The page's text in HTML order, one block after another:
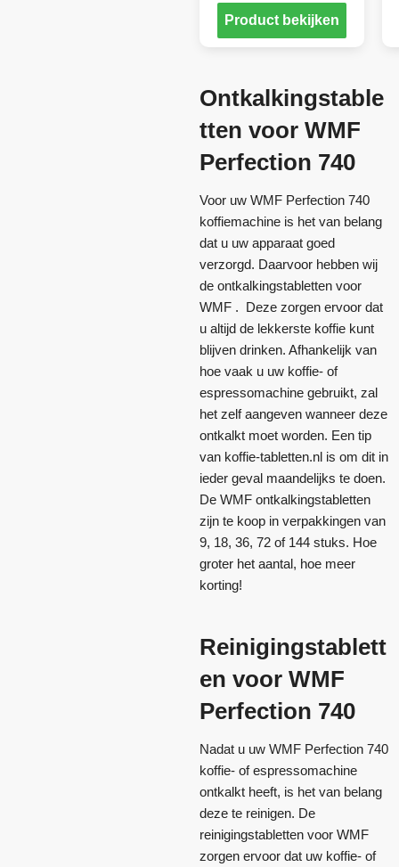
Product bekijken
Ontkalkingstable
tten voor WMF
Perfection 740
Voor uw WMF Perfection 740
koffiemachine is het van belang
dat u uw apparaat goed
verzorgd. Daarvoor hebben wij
de ontkalkingstabletten voor
WMF . Deze zorgen ervoor dat
u altijd de lekkerste koffie kunt
blijven drinken. Afhankelijk van
hoe vaak u uw koffie- of
espressomachine gebruikt, zal
het zelf aangeven wanneer deze
ontkalkt moet worden. Een tip
van koffie-tabletten.nl is om dit in
ieder geval maandelijks te doen.
De WMF ontkalkingstabletten
zijn te koop in verpakkingen van
9, 18, 36, 72 of 144 stuks. Hoe
groter het aantal, hoe meer
korting!
Reinigingstablett
en voor WMF
Perfection 740
Nadat u uw WMF Perfection 740
koffie- of espressomachine
ontkalkt heeft, is het van belang
deze te reinigen. De
reinigingstabletten voor WMF
zorgen ervoor dat uw koffie- of